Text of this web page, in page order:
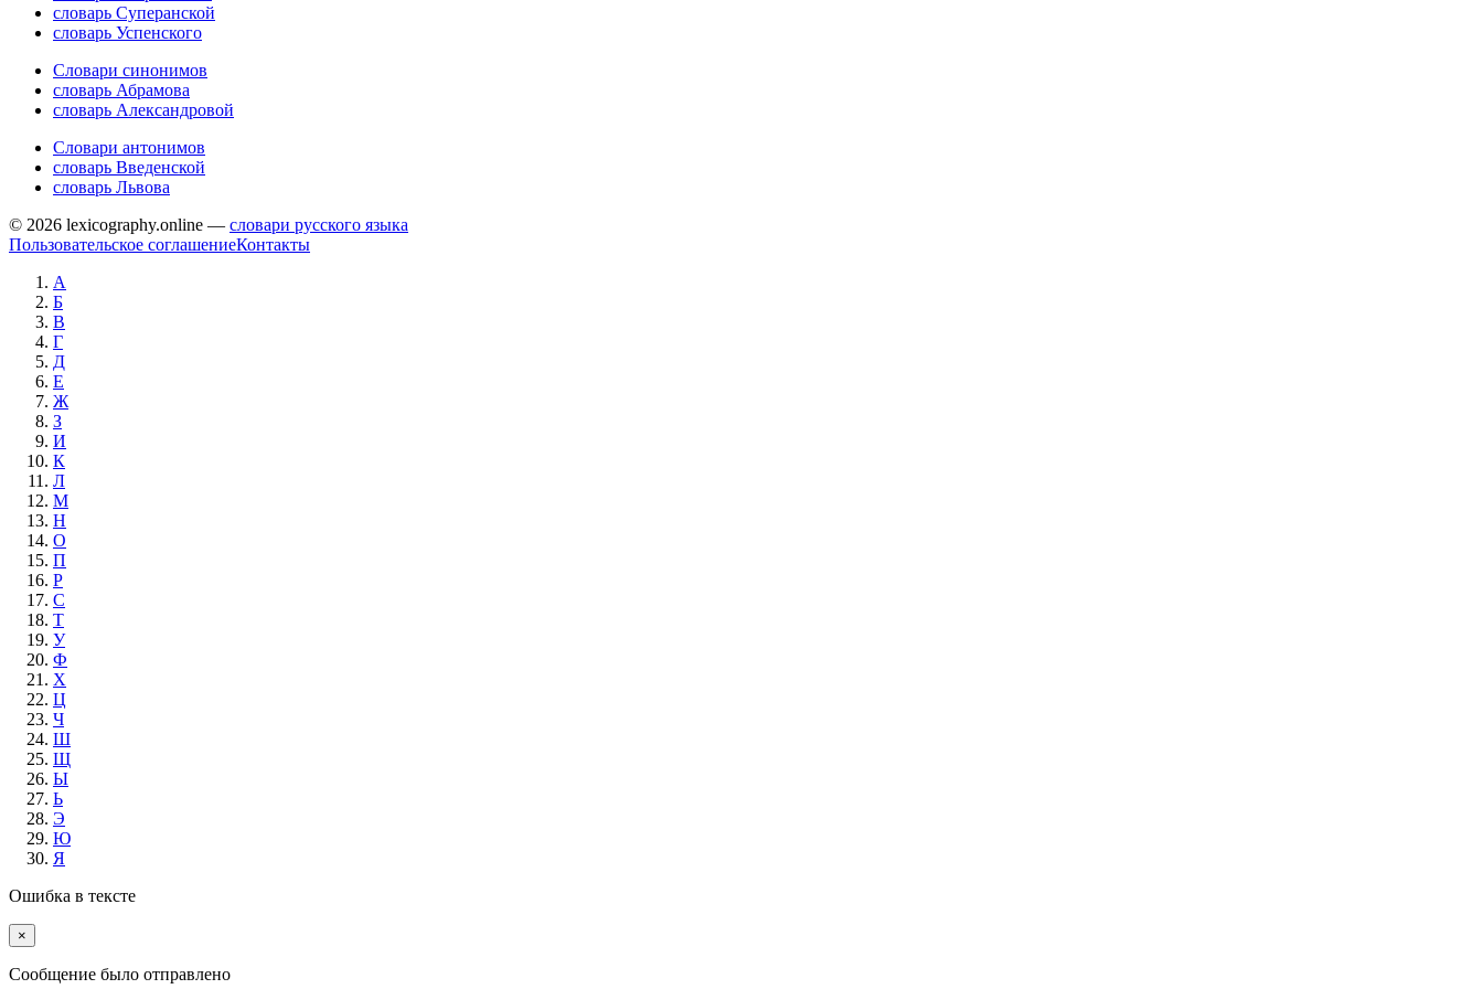
словарь Суперанской
словарь Успенского
Словари синонимов
словарь Абрамова
словарь Александровой
Словари антонимов
словарь Введенской
словарь Львова
© 2026 lexicography.online — словари русского языка
Пользовательское соглашениеКонтакты
А
Б
В
Г
Д
Е
Ж
З
И
К
Л
М
Н
О
П
Р
С
Т
У
Ф
Х
Ц
Ч
Ш
Щ
Ы
Ь
Э
Ю
Я
Ошибка в тексте
×
Cообщение было отправлено